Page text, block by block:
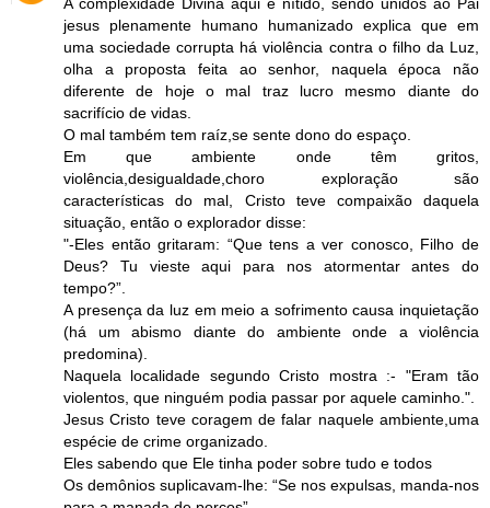
jesus plenamente humano humanizado explica que em
uma sociedade corrupta há violência contra o filho da Luz,
olha a proposta feita ao senhor, naquela época não
diferente de hoje o mal traz lucro mesmo diante do
sacrifício de vidas.
O mal também tem raíz,se sente dono do espaço.
Em que ambiente onde têm gritos,
violência,desigualdade,choro exploração são
características do mal, Cristo teve compaixão daquela
situação, então o explorador disse:
"-Eles então gritaram: “Que tens a ver conosco, Filho de
Deus? Tu vieste aqui para nos atormentar antes do
tempo?”.
A presença da luz em meio a sofrimento causa inquietação
(há um abismo diante do ambiente onde a violência
predomina).
Naquela localidade segundo Cristo mostra :- "Eram tão
violentos, que ninguém podia passar por aquele caminho.".
Jesus Cristo teve coragem de falar naquele ambiente,uma
espécie de crime organizado.
Eles sabendo que Ele tinha poder sobre tudo e todos
Os demônios suplicavam-lhe: “Se nos expulsas, manda-nos